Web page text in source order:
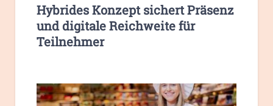
Hybrides Konzept sichert Präsenz
und digitale Reichweite für
Teilnehmer